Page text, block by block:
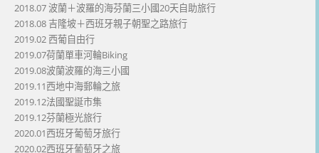
2018.07 波蘭＋波羅的海芬蘭三小國20天自助旅行
2018.08 吉隆坡＋西班牙親子朝聖之路旅行
2019.02 西葡自由行
2019.07荷蘭單車河輪Biking
2019.08波蘭波羅的海三小國
2019.11西地中海郵輪之旅
2019.12法國聖誕市集
2019.12芬蘭極光旅行
2020.01西班牙葡萄牙旅行
2020.02西班牙葡萄牙之旅